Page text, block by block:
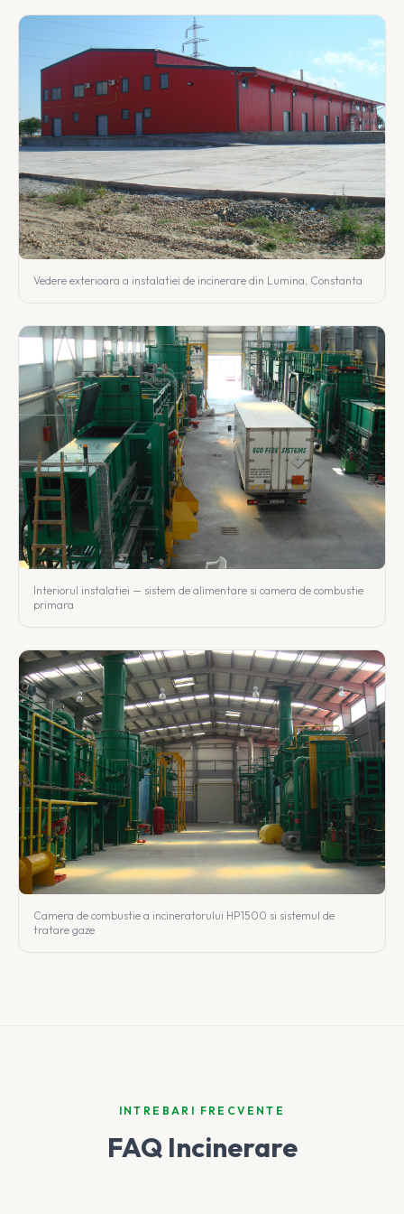
Vedere exterioara a instalatiei de incinerare din Lumina, Constanta
Interiorul instalatiei — sistem de alimentare si camera de combustie
primara
Camera de combustie a incineratorului HP1500 si sistemul de
tratare gaze
INTREBARI FRECVENTE
FAQ Incinerare